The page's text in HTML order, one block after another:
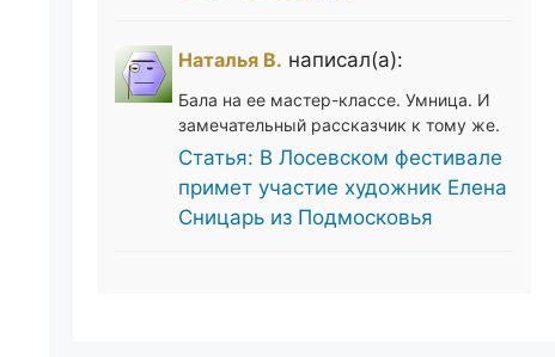
Наталья В. написал(а):
Бала на ее мастер-классе. Умница. И
замечательный рассказчик к тому же.
Статья: В Лосевском фестивале
примет участие художник Елена
Сницарь из Подмосковья